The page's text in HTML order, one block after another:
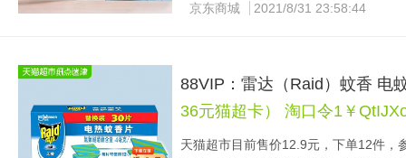
京东商城 2021/8/31 23:58:44
88VIP：雷达（Raid）蚊香 电
36元猫超卡） 淘口令1￥
天猫超市目前售价12.9元，下单12件，